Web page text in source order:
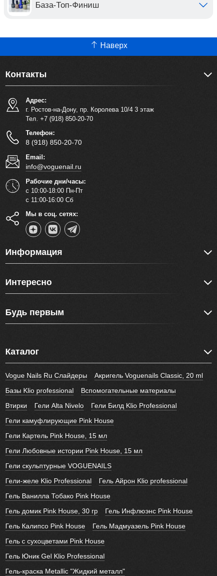
База-Топ-Финиш
Наверх
Контакты
Адрес:
г. Ростов-на-Дону, пр. Королева 10/4 3 этаж
Тел. +7 (918) 850-20-70
Телефон:
8 (918) 850-20-70
Email:
info@voguenail.ru
Рабочие дни/часы:
с 10:00-18:00 Пн-Пт
с 11:00-16:00 Сб
Мы в соц. сетях:
Информация
Интересно
Будь первым
Каталог
Vogue Nails Ru Слайдеры
Акригель Voguenails Classic, 20 ml
Базы Klio professional
Вспомогательные материалы
Втирки
Гели Alta Nivelo
Гели Билд Klio Professional
Гели камуфлирующие Pink House
Гели Картель Pink House, 15 мл
Гели Любовные истории Pink House, 15 мл
Гели скульптурные VOGUENAILS
Гели-желе Klio Professional
Гель Айрон Klio professional
Гель Ванилла Тобако Pink House
Гель домик Pink House, 30 гр
Гель Инфлюэнс Pink House
Гель Калипсо Pink House
Гель Мадмуазель Pink House
Гель с сухоцветами Pink House
Гель Юник Gel Klio Professional
Гель-краска Metallic "Жидкий металл"